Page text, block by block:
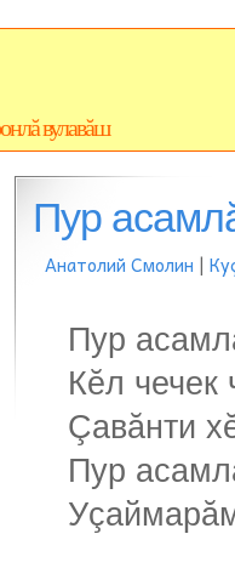
вулавăш
Пур
Анатолий Смолин |
Пур
Кĕл
Çавăнти
Пур